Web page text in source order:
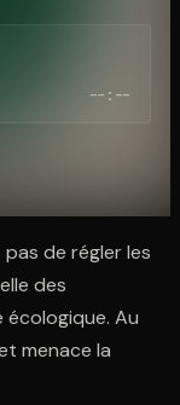
--:--
de régler les
des
écologique. Au
menace la